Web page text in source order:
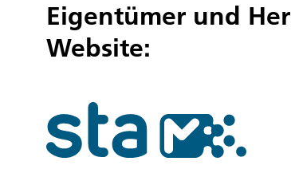
Eigentümer und
Website: